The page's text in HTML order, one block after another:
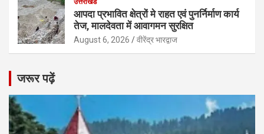
उत्तराखंड
आपदा प्रभावित क्षेत्रों मे राहत एवं पुनर्निर्माण कार्य
तेज, मालदेवता में आवागमन सुरक्षित
August 6, 2026 वीरेंद्र भारद्वाज
जरूर पढ़ें